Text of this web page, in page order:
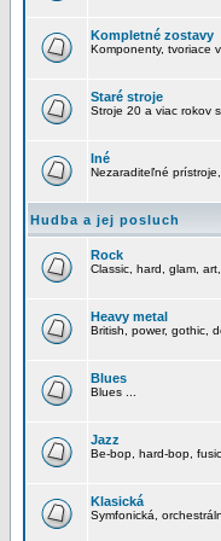
Kompletné zostavy
Komponenty, tvoriace
Staré stroje
Stroje 20 a viac rokov
Iné
Nezaraditeľné
Hudba a jej posluch
Rock
Classic, hard, glam,
Heavy metal
British, power, gothic,
Blues
Blues ...
Jazz
Be-bop, hard-bop,
Klasická
Symfonická,